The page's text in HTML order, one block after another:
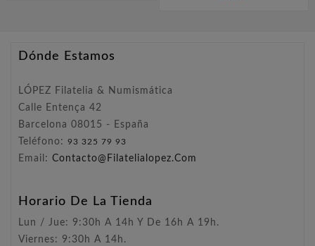
Dónde Estamos
LÓPEZ Filatelia & Numismática
Calle Entença 42
Barcelona 08015 - España
Teléfono: 93 325 79 93
Email: Contacto@filatelialopez.com
Horario De La Tienda
Lun / Jue: 9:30h A 14h Y De 16h A 19h.
Viernes: 9:30h A 14h.